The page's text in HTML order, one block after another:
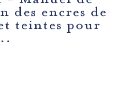
des encres de
teintes pour